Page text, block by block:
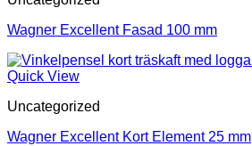
Wagner Excellent Fasad 100 mm
Quick View
Uncategorized
Wagner Excellent Kort Element 25 mm